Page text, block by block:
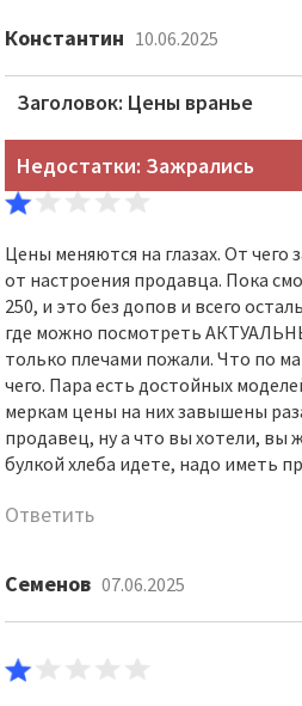
Константин 10.06.2025
Заголовок: Цены вранье
Недостатки: Зажрались
Цены меняются на глазах. От чего
от настроения продавца. Пока
250, и это без допов и всего
где можно посмотреть
только плечами пожали. Что по
чего. Пара есть достойных
меркам цены на них завышены
продавец, ну а что вы хотели, вы
булкой хлеба идете, надо иметь
Ответить
Семенов 07.06.2025